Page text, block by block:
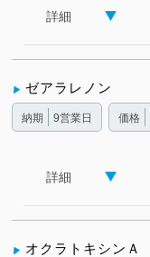
詳細
ゼアラレノン
納期 9営業日 価格
詳細
オクラトキシンＡ